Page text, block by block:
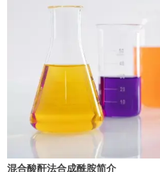
混合酸酐法合成酰胺简介